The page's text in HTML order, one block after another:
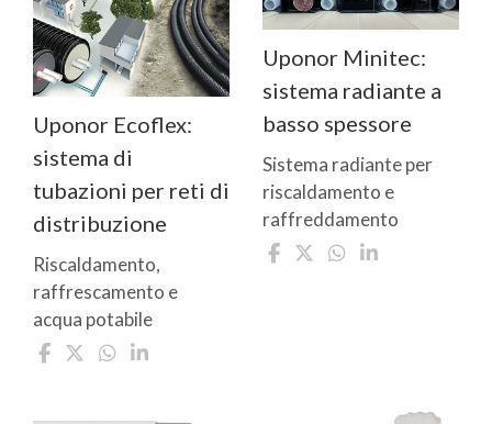
Uponor Ecoflex:
sistema di
tubazioni per reti di
distribuzione
Riscaldamento,
raffrescamento e
acqua potabile
Uponor Minitec:
sistema radiante a
basso spessore
Sistema radiante per
riscaldamento e
raffreddamento